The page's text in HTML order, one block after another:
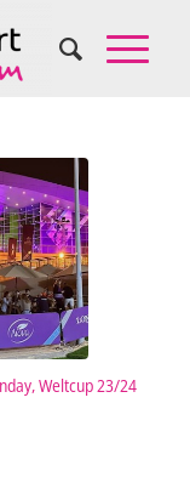
,Weltcup 23/24